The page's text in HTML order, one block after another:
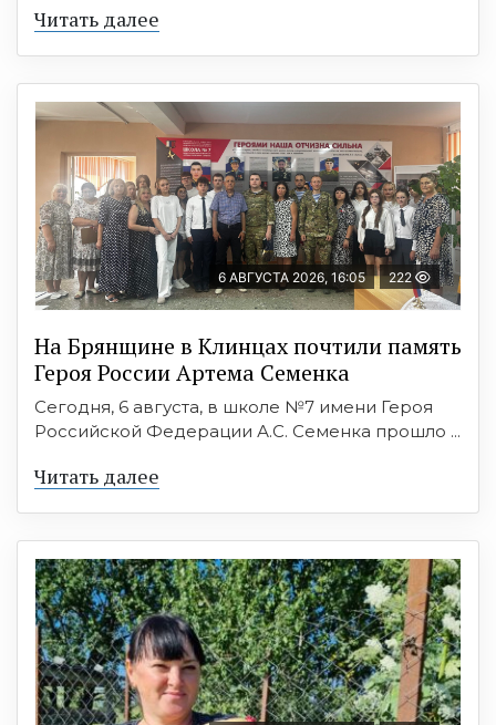
Читать далее
6 АВГУСТА 2026, 16:05 222
На Брянщине в Клинцах почтили память
Героя России Артема Семенка
Сегодня, 6 августа, в школе №7 имени Героя
Российской Федерации А.С. Семенка прошло ...
Читать далее